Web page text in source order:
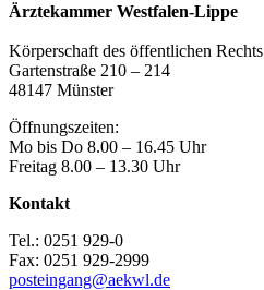
Ärztekammer Westfalen-Lippe
Körperschaft des öffentlichen Rechts
Gartenstraße 210 – 214
48147 Münster
Öffnungszeiten:
Mo bis Do 8.00 – 16.45 Uhr
Freitag 8.00 – 13.30 Uhr
Kontakt
Tel.: 0251 929-0
Fax: 0251 929-2999
posteingang@aekwl.de